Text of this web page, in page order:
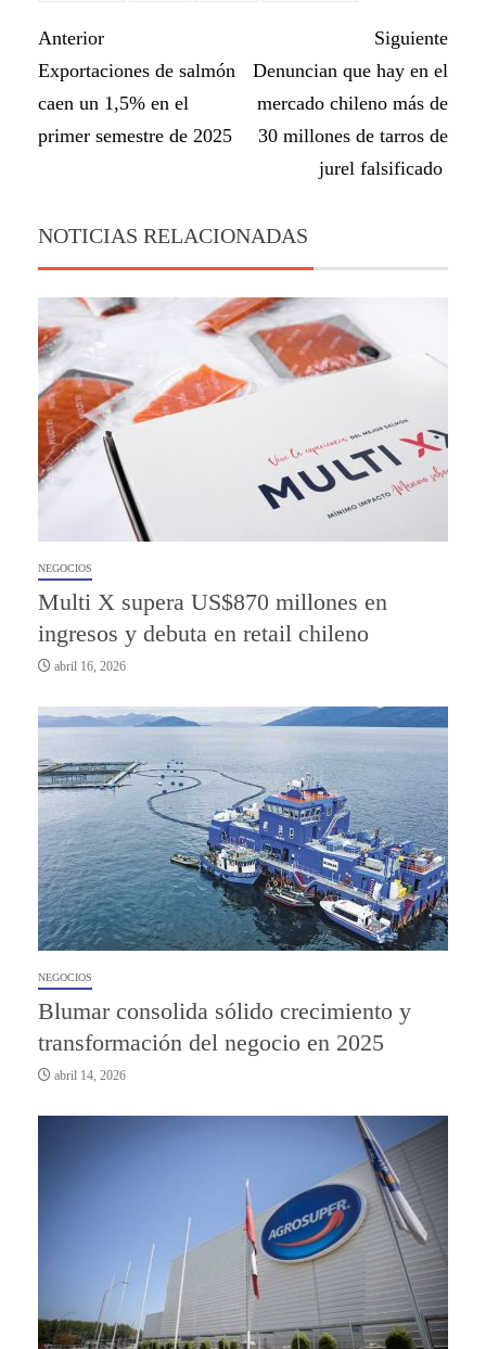
Anterior
Exportaciones de salmón
caen un 1,5% en el
primer semestre de 2025
Siguiente
Denuncian que hay en el
mercado chileno más de
30 millones de tarros de
jurel falsificado
NOTICIAS RELACIONADAS
NEGOCIOS
Multi X supera US$870 millones en
ingresos y debuta en retail chileno
abril 16, 2026
NEGOCIOS
Blumar consolida sólido crecimiento y
transformación del negocio en 2025
abril 14, 2026